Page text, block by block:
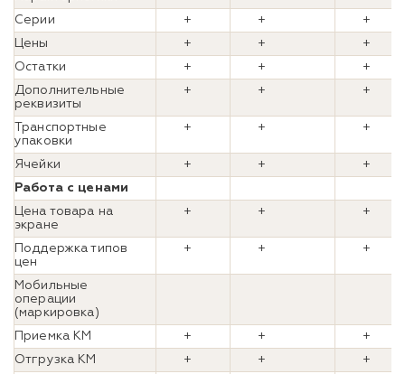
Серии
+ +
+
Цены
+ +
+
Остатки
+ +
+
Дополнительные
реквизиты
+ + +
Транспортные
упаковки
+ + +
Ячейки + +
+
Работа с ценами
Цена товара на
экране
+ + +
Поддержка типов
цен
+ + +
Мобильные
операции
(маркировка)
Приемка КМ
+ +
+
Отгрузка КМ
+ +
+